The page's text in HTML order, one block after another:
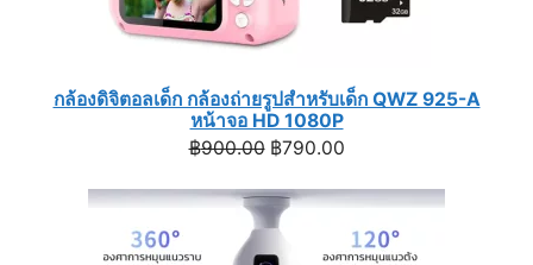
กล้องดิจิตอลเด็ก กล้องถ่ายรูปสำหรับเด็ก QWZ 925-A
หน้าจอ HD 1080P
฿900.00 Original
was:
฿900.00.
฿790.00Current
is:
฿790.00.